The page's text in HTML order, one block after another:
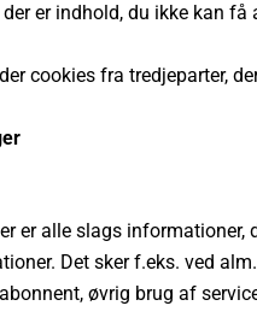
er indhold, du ikke kan få
cookies fra tredjeparter,
er alle slags
Det sker f.eks. ved
øvrig brug af